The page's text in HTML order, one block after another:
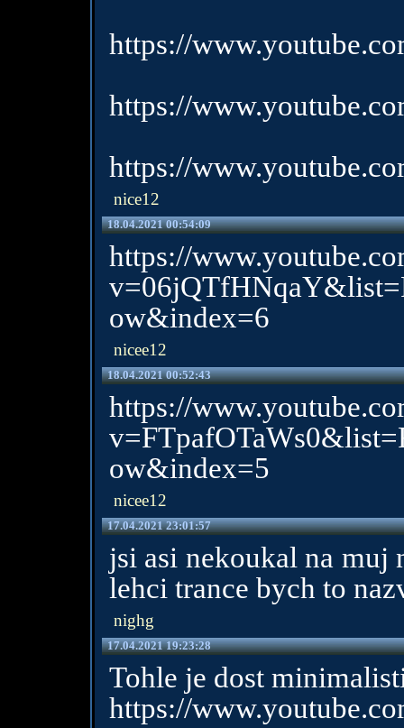
https://
https://
https://
nice12
18.04.2021 00:54:09
https://
ow&index=6
nicee12
18.04.2021 00:52:43
https://
ow&index=5
nicee12
17.04.2021 23:01:57
jsi asi nekoukal na muj
lehci trance bych to
nighg
17.04.2021 19:23:28
Tohle je dost
https://